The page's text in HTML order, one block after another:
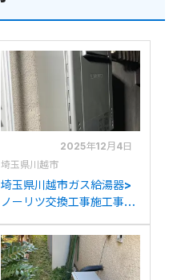
2025年12月4日
埼玉県川越市
埼玉県川越市ガス給湯器>
ノーリツ交換工事施工事
C2432SAWXからノーリ
ツGT-C2472SAW BLへの
交換